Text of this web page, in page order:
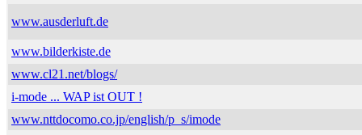
www.ausderluft.de
www.bilderkiste.de
www.cl21.net/blogs/
i-mode ... WAP ist OUT !
www.nttdocomo.co.jp/english/p_s/imode